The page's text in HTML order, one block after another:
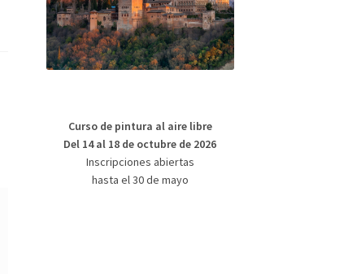
Curso de pintura al aire libre
Del 14 al 18 de octubre de 2026
Inscripciones abiertas
hasta el 30 de mayo